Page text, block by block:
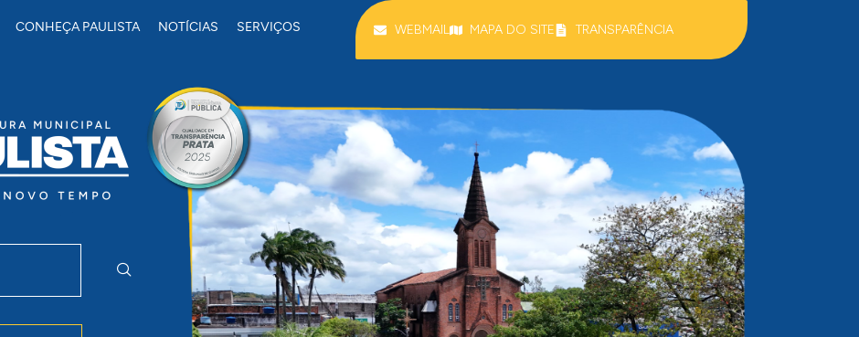
CONHEÇA PAULISTA NOTÍCIAS SERVIÇOS WEBMAIL MAPA DO SITE TRANSPARÊNCIA